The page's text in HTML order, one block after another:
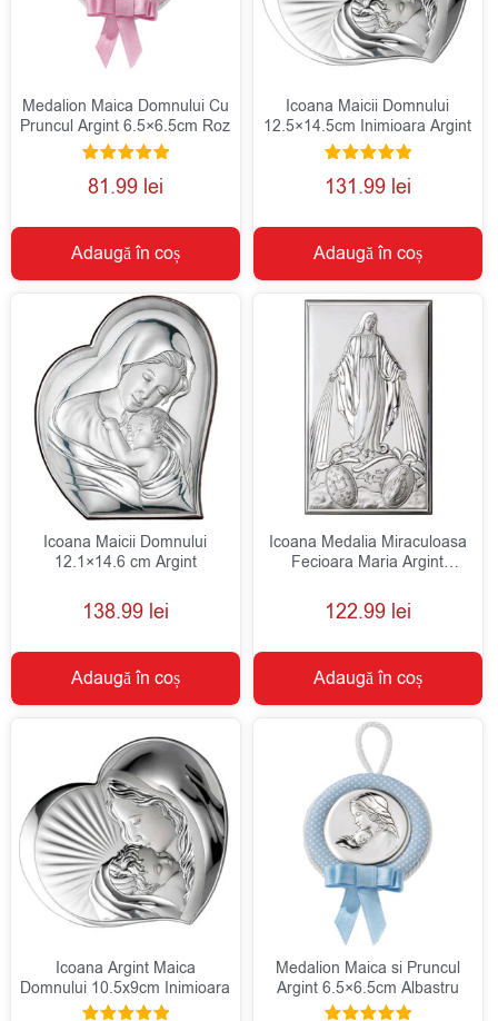
Medalion Maica Domnului Cu
Pruncul Argint 6.5×6.5cm Roz
Evaluat la
5.00
81.99 lei
Adaugă în coș
Icoana Maicii Domnului
12.5×14.5cm Inimioara Argint
Evaluat la
5.00
131.99 lei
Adaugă în coș
Icoana Maicii Domnului
12.1×14.6 cm Argint
138.99 lei
Adaugă în coș
Icoana Medalia Miraculoasa
Fecioara Maria Argint
122.99 lei
Adaugă în coș
Icoana Argint Maica
Domnului 10.5x9cm Inimioara
Medalion Maica si Pruncul
Argint 6.5×6.5cm Albastru